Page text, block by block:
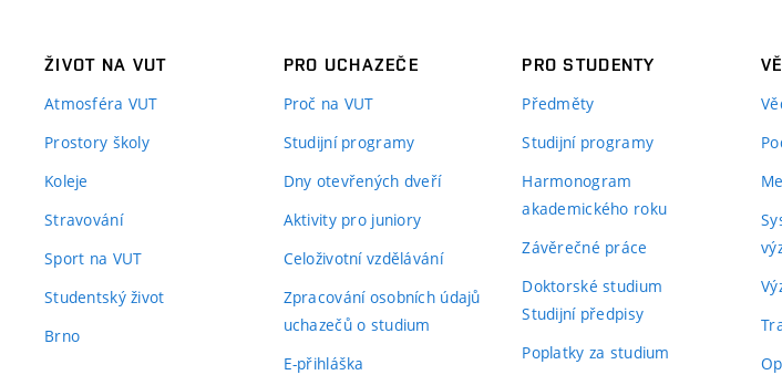
ŽIVOT NA VUT
Atmosféra VUT
Prostory školy
Koleje
Stravování
Sport na VUT
Studentský život
Brno
PRO UCHAZEČE
Proč na VUT
Studijní programy
Dny otevřených dveří
Aktivity pro juniory
Celoživotní vzdělávání
Zpracování osobních údajů
uchazečů o studium
E-přihláška
PRO STUDENTY
Předměty
Studijní programy
Harmonogram
akademického roku
Závěrečné práce
Doktorské studium
Studijní předpisy
Poplatky za studium